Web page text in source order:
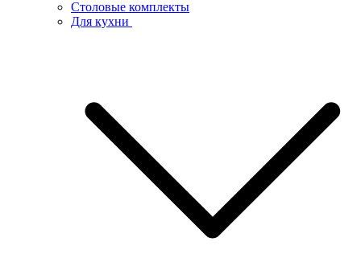
Столовые комплекты
Для кухни